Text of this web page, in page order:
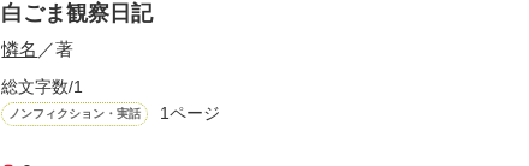
白ごま観察日記
憐名 ／著
総文字数/1
ノンフィクション・実話 1ページ